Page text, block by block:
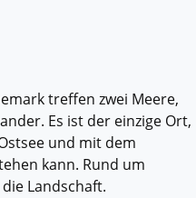
treffen zwei Meere,
Es ist der einzige Ort,
und mit dem
kann. Rund um
Landschaft.